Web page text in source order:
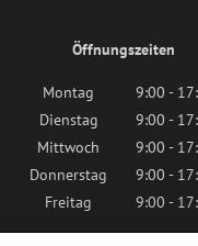
Öffnungszeiten
Montag
9:00 -
Dienstag
9:00 -
Mittwoch
9:00 -
Donnerstag
9:00 -
Freitag
9:00 -